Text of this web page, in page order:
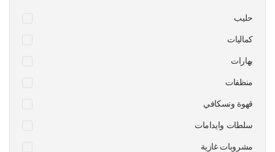
حليب
كماليات
بهارات
منظفات
قهوة ونسكافي
سلطات وايدامات
مشروبات غازية